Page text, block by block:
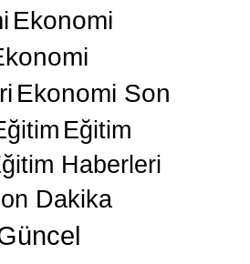
Ekonomi
Ekonomi Son
Eğitim
Haberleri
Dakika